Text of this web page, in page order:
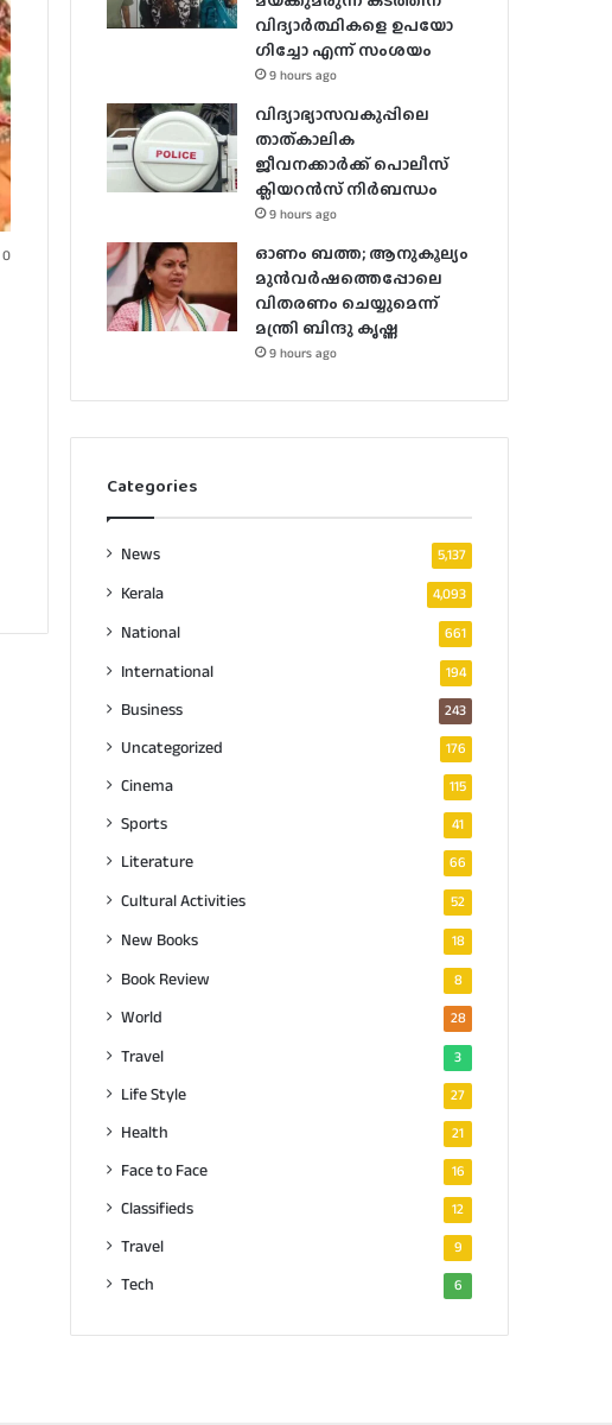
0
വിദ്യാർത്ഥികളെ ഉപയോ​
ഗിച്ചോ എന്ന് സംശയം
9 hours ago
വിദ്യാഭ്യാസവകുപ്പിലെ
താത്കാലിക
ജീവനക്കാർക്ക് പൊലീസ്
ക്ലിയറൻസ് നിർബന്ധം
9 hours ago
ഓണം ബത്ത; ആനുകൂല്യം
മുൻവർഷത്തെപ്പോലെ
വിതരണം ചെയ്യുമെന്ന്
മന്ത്രി ബിന്ദു കൃഷ്ണ
9 hours ago
Categories
News 5,137
Kerala 4,093
National 661
International 194
Business 243
Uncategorized 176
Cinema 115
Sports 41
Literature 66
Cultural Activities 52
New Books 18
Book Review 8
World 28
Travel 3
Life Style 27
Health 21
Face to Face 16
Classifieds 12
Travel 9
Tech 6